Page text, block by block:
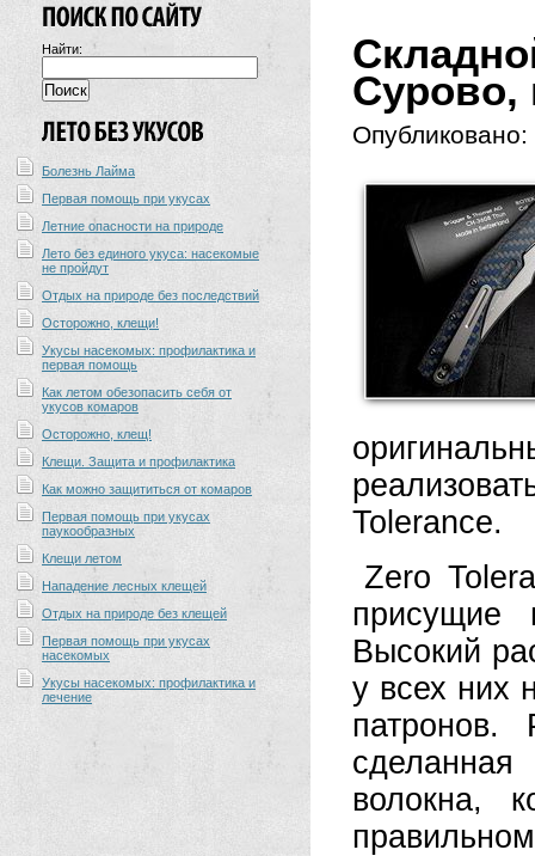
Найти:
Болезнь Лайма
Первая помощь при укусах
Летние опасности на природе
Лето без единого укуса: насекомые
не пройдут
Отдых на природе без последствий
Осторожно, клещи!
Укусы насекомых: профилактика и
первая помощь
Как летом обезопасить себя от
укусов комаров
Осторожно, клещ!
Клещи. Защита и профилактика
Как можно защититься от комаров
Первая помощь при укусах
паукообразных
Клещи летом
Нападение лесных клещей
Отдых на природе без клещей
Первая помощь при укусах
насекомых
Укусы насекомых: профилактика и
лечение
Сурово,
Опубликовано:
Tolerance.
Zero
присущие
Высокий
у всех них
патронов.
волокна,